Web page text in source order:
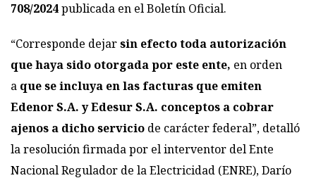
708/2024publicada en el Boletín Oficial.
“Corresponde dejarsin efecto toda autorización
que haya sido otorgada por este ente, en orden
a que se incluya en las facturas que emiten
Edenor S.A. y Edesur S.A. conceptos a cobrar
ajenos a dicho servicio de carácter federal”, detalló
la resolución firmada por el interventor del Ente
Nacional Regulador de la Electricidad (ENRE), Darío